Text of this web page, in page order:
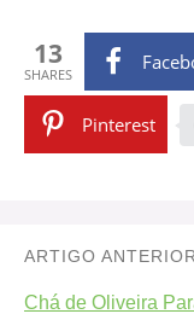
13
SHARES
Pinterest
ARTIGO ANTERIOR
Chá de Oliveira